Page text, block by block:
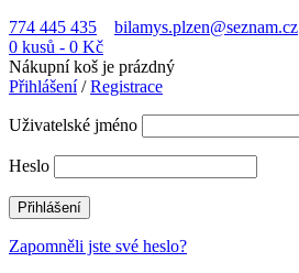
774 445 435
bilamys.plzen@seznam.cz
0 kusů - 0 Kč
Nákupní koš je prázdný
Přihlášení/Registrace
Uživatelské jméno
Heslo
Zapomněli jste své heslo?